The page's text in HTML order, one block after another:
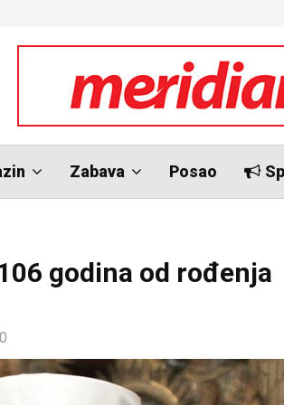
Zabava Posao
godina od rođenja